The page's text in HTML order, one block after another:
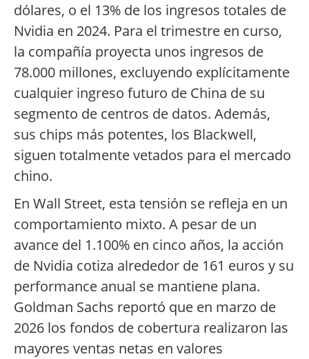
dólares, o el 13% de los ingresos totales de
Nvidia en 2024. Para el trimestre en curso,
la compañía proyecta unos ingresos de
78.000 millones, excluyendo explícitamente
cualquier ingreso futuro de China de su
segmento de centros de datos. Además,
sus chips más potentes, los Blackwell,
siguen totalmente vetados para el mercado
chino.
En Wall Street, esta tensión se refleja en un
comportamiento mixto. A pesar de un
avance del 1.100% en cinco años, la acción
de Nvidia cotiza alrededor de 161 euros y su
performance anual se mantiene plana.
Goldman Sachs reportó que en marzo de
2026 los fondos de cobertura realizaron las
mayores ventas netas en valores